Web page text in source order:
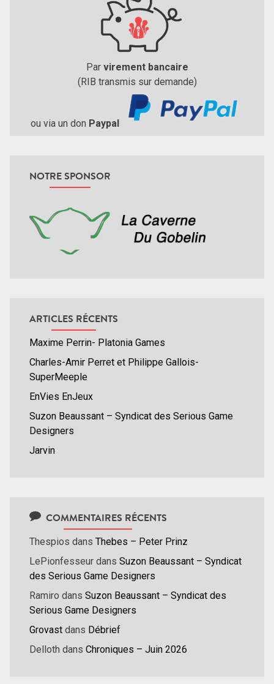
Par virement bancaire
(RIB transmis sur demande)
ou via un don Paypal
NOTRE SPONSOR
ARTICLES RÉCENTS
Maxime Perrin- Platonia Games
Charles-Amir Perret et Philippe Gallois-
SuperMeeple
EnVies EnJeux
Suzon Beaussant – Syndicat des Serious Game
Designers
Jarvin
COMMENTAIRES RÉCENTS
Thespios dans Thebes – Peter Prinz
LePionfesseur dans Suzon Beaussant – Syndicat
des Serious Game Designers
Ramiro dans Suzon Beaussant – Syndicat des
Serious Game Designers
Grovast dans Débrief
Delloth dans Chroniques – Juin 2026